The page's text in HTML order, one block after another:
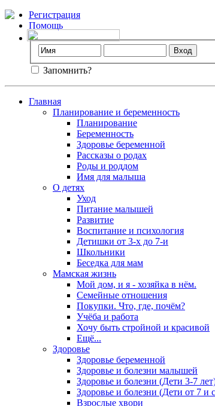
Регистрация
Помощь
Запомнить?
Главная
Планирование и беременность
Планирование
Беременность
Здоровье беременной
Рассказы о родах
Роды и роддом
Имя для малыша
О детях
Уход
Питание малышей
Развитие
Воспитание и психология
Детишки от 3-х до 7-и
Школьники
Беседка для мам
Мамская жизнь
Мой дом, и я - хозяйка в нём.
Семейные отношения
Покупки. Что, где, почём?
Учёба и работа
Хочу быть стройной и красивой
Ещё...
Здоровье
Здоровье беременной
Здоровье и болезни малышей
Здоровье и болезни (Дети 3-7
Здоровье и болезни (Дети от 7 и
Взрослые хвори